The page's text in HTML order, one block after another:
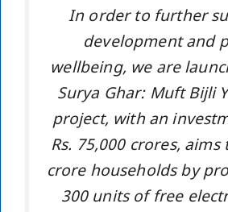
In order to further
development and
wellbeing, we are
Surya Ghar: Muft Bijli
project, with an
Rs. 75,000 crores,
crore households by
300 units of free